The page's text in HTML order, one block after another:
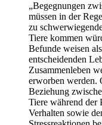
„Begegnungen
müssen in der
zu
Tiere kommen
Befunde weisen
entscheidenden
Zusammenleben
erworben werden.
Beziehung
Tiere während der
Verhalten sowie